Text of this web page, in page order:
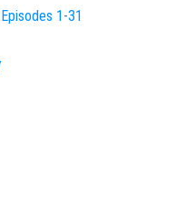
1-31